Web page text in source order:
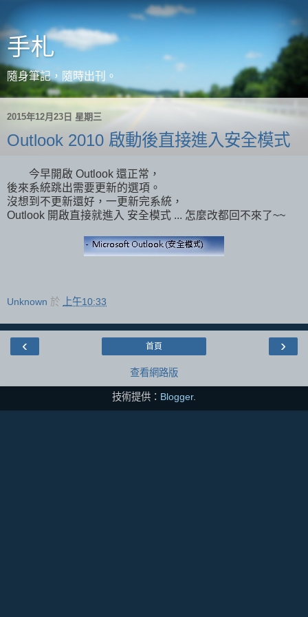
手札
隨身筆記，隨時出刊。
2015年12月23日 星期三
Outlook 2010 啟動後直接進入安全模式
今早開啟 Outlook 還正常，
後來系統跳出需要更新的選項。
沒想到不更新還好，一更新完系統，
Outlook 開啟直接就進入 安全模式 ... 怎麼改都回不來了~~
Unknown 於 上午10:33
‹ ›
首頁
查看網路版
技術提供： Blogger.